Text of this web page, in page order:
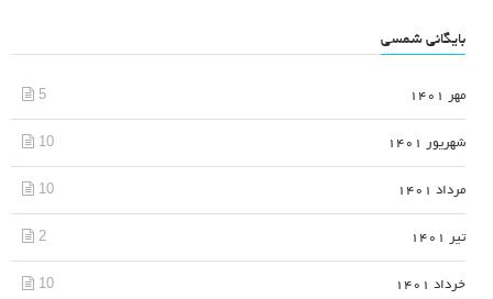
بایگانی شمسی
مهر 1401 5
شهریور 1401 10
مرداد 1401 10
تیر 1401 2
خرداد 1401 10